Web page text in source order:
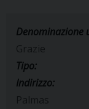
Denominazione
Grazie
Tipo:
Indirizzo:
Palmas